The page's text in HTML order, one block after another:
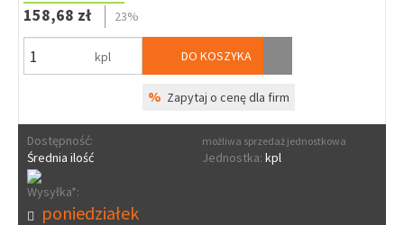
158,68 zł
23%
kpl DO KOSZYKA
% Zapytaj o cenę dla firm
Dostępność:
Średnia ilość
możliwa sprzedaż jednostkowa
Jednostka: kpl
Wysyłka*:
poniedziałek